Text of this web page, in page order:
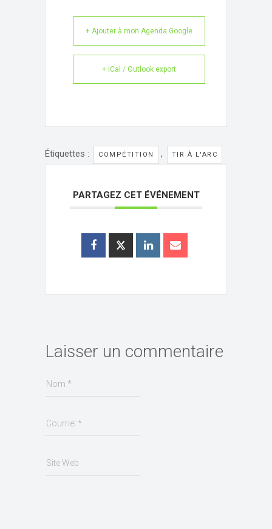
+ Ajouter à mon Agenda Google
+ iCal / Outlook export
Étiquettes : COMPÉTITION , TIR À L'ARC
PARTAGEZ CET ÉVÉNEMENT
Laisser un commentaire